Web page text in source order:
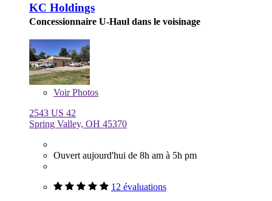
KC Holdings
Concessionnaire U-Haul dans le voisinage
VoirPhotos
2543 US 42
Spring Valley, OH 45370
Ouvert aujourd'hui de 8h am à 5h pm
12 évaluations